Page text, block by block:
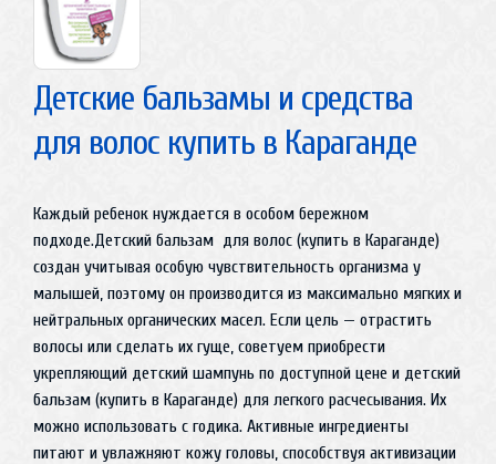
Детские бальзамы и средства
для волос купить в Караганде
Каждый ребенок нуждается в особом бережном
подходе.Детский бальзам для волос (купить в Караганде)
создан учитывая особую чувствительность организма у
малышей, поэтому он производится из максимально мягких и
нейтральных органических масел. Если цель — отрастить
волосы или сделать их гуще, советуем приобрести
укрепляющий детский шампунь по доступной цене и детский
бальзам (купить в Караганде) для легкого расчесывания. Их
можно использовать с годика. Активные ингредиенты
питают и увлажняют кожу головы, способствуя активизации